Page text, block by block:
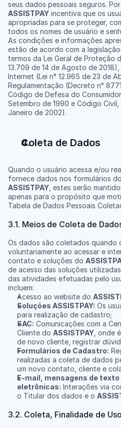
ASSISTPAY incentiva que os
apropriadas para se proteger,
todos os nomes de usuário e
As condições e informações
estão de acordo com a
termos da Lei Geral de Proteção
13.709 de 14 de Agosto de
Internet (Lei n° 12.965 de 23 de
Regulamentação (Decreto n°
Código de Defesa do
Setembro de 1990 e Código Civil,
Janeiro de 2002).
Coleta de Dados
Quando o usuário acessa e/ou
ASSISTPAY , estes serão
apenas para o propósito que
Tabela de Dados Pessoais
3.1. Meios de Coleta de
Os dados são coletados quando
voluntariamente ao acessar e
contato e soluções do
de acesso das soluções
das atividades efetuadas pelo
incluem:
Acesso ao website do
Soluções ASSISTPAY: Os
para realização de cadastro;
SAC: Comunicações com a
Cliente do ASSISTPAY , onde
de novo cliente, registrar
Formulários de Cadastro:
realizadas a coleta de dados
um novo contato, cliente e
E-mail, mensagens de
eletrônicas: Interações via
o Titular dos dados e o
3.2. Coleta, Finalidade de